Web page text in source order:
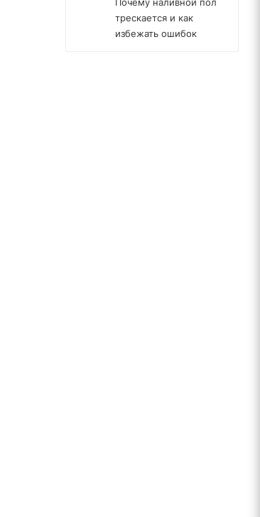
трескается и как
избежать ошибок